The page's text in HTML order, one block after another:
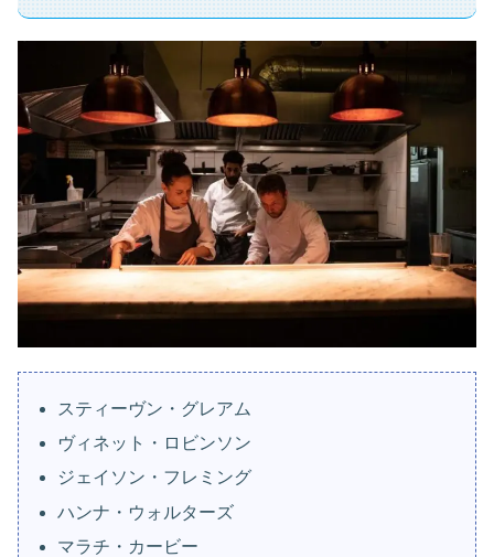
スティーヴン・グレアム
ヴィネット・ロビンソン
ジェイソン・フレミング
ハンナ・ウォルターズ
マラチ・カービー